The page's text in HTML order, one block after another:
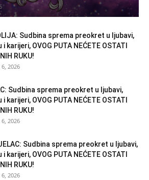
Sudbina sprema preokret u ljubavi,
i karijeri, OVOG PUTA NEĆETE OSTATI
RUKU!
2026
Sudbina sprema preokret u ljubavi,
i karijeri, OVOG PUTA NEĆETE OSTATI
RUKU!
2026
Sudbina sprema preokret u ljubavi,
i karijeri, OVOG PUTA NEĆETE OSTATI
RUKU!
2026